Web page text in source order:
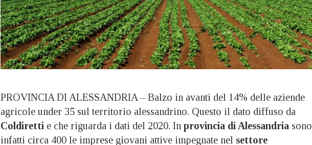
PROVINCIA DI ALESSANDRIA – Balzo in avanti del 14% delle aziende
agricole under 35 sul territorio alessandrino. Questo il dato diffuso da
Coldiretti e che riguarda i dati del 2020. In provincia di Alessandria sono
infatti circa 400 le imprese giovani attive impegnate nel settore